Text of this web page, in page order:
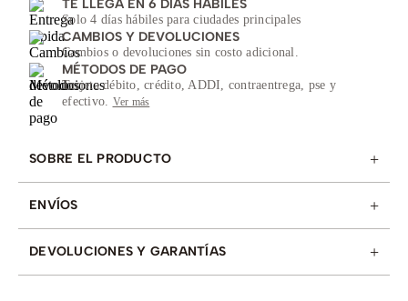
TE LLEGA EN 6 DÍAS HÁBILES
Solo 4 días hábiles para ciudades principales
CAMBIOS Y DEVOLUCIONES
Cambios o devoluciones sin costo adicional.
MÉTODOS DE PAGO
Tarjeta débito, crédito, ADDI, contraentrega, pse y
efectivo. Ver más
SOBRE EL PRODUCTO +
ENVÍOS +
DEVOLUCIONES Y GARANTÍAS +